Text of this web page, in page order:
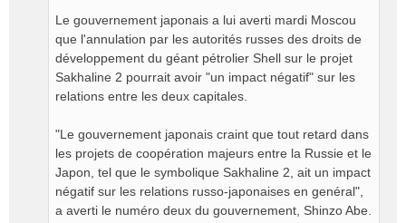
Le gouvernement japonais a lui averti mardi Moscou
que l'annulation par les autorités russes des droits de
développement du géant pétrolier Shell sur le projet
Sakhaline 2 pourrait avoir "un impact négatif" sur les
relations entre les deux capitales.
"Le gouvernement japonais craint que tout retard dans
les projets de coopération majeurs entre la Russie et le
Japon, tel que le symbolique Sakhaline 2, ait un impact
négatif sur les relations russo-japonaises en genéral",
a averti le numéro deux du gouvernement, Shinzo Abe.